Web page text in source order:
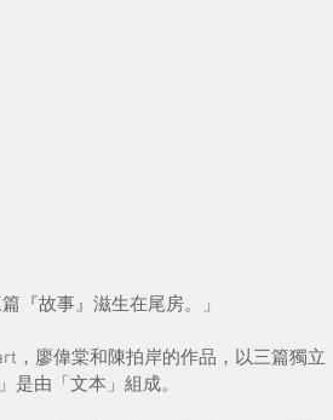
『故事』滋生在尾房。」
，廖偉棠和陳拍岸的作品，以三篇獨立
是由「文本」組成。